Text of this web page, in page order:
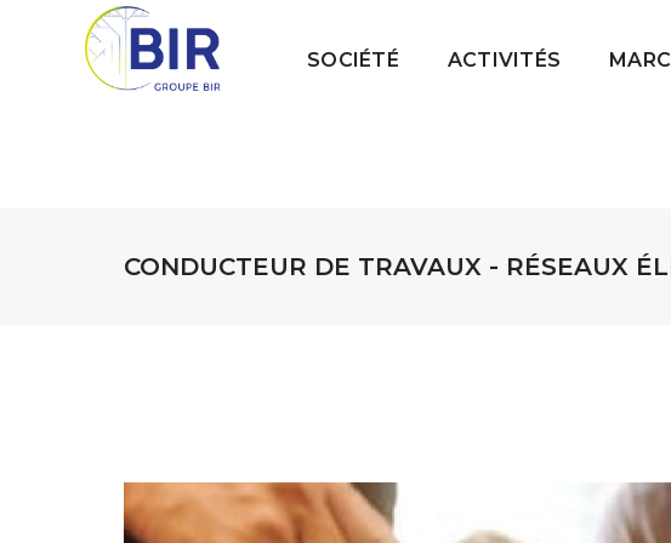
SOCIÉTÉ ACTIVITÉS
CONDUCTEUR DE TRAVAUX - RÉSEAUX